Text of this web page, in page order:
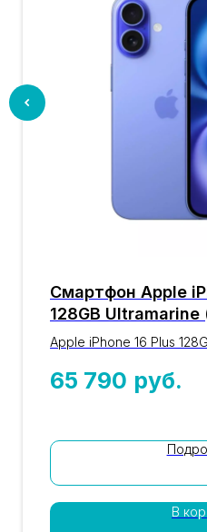
Смартфон Apple
128GB
nano-SIM + eSIM
Apple iPhone 16 Plus
с процессором A18,
магазина 12 месяцев,
России. Цена 65 790 ₽.
65 790 руб.
В